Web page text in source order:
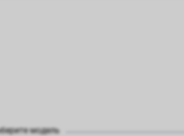
модель